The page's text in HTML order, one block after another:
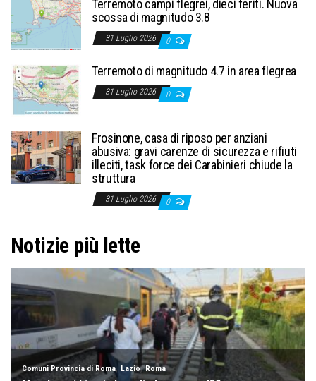
Terremoto campi flegrei, dieci feriti. Nuova
scossa di magnitudo 3.8
31 Luglio 2026 0
Terremoto di magnitudo 4.7 in area flegrea
31 Luglio 2026 0
Frosinone, casa di riposo per anziani
abusiva: gravi carenze di sicurezza e rifiuti
illeciti, task force dei Carabinieri chiude la
struttura
31 Luglio 2026 0
Notizie più lette